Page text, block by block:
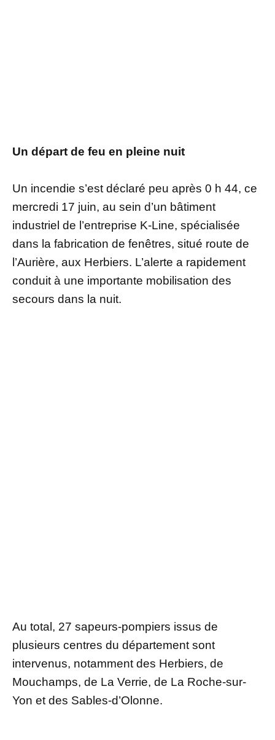
Un départ de feu en pleine nuit
Un incendie s’est déclaré peu après 0 h 44, ce
mercredi 17 juin, au sein d’un bâtiment
industriel de l’entreprise K-Line, spécialisée
dans la fabrication de fenêtres, situé route de
l’Aurière, aux Herbiers. L’alerte a rapidement
conduit à une importante mobilisation des
secours dans la nuit.
Au total, 27 sapeurs-pompiers issus de
plusieurs centres du département sont
intervenus, notamment des Herbiers, de
Mouchamps, de La Verrie, de La Roche-sur-
Yon et des Sables-d’Olonne.